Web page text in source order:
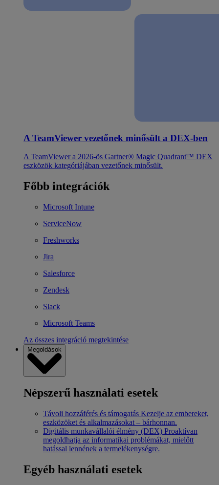
A TeamViewer vezetőnek minősült a DEX-ben
A TeamViewer a 2026-ös Gartner® Magic Quadrant™ DEX
eszközök kategóriájában vezetőnek minősült.
Főbb integrációk
Microsoft Intune
ServiceNow
Freshworks
Jira
Salesforce
Zendesk
Slack
Microsoft Teams
Az összes integráció megtekintése
Megoldások
Népszerű használati esetek
Távoli hozzáférés és támogatás Kezelje az embereket,
eszközöket és alkalmazásokat – bárhonnan.
Digitális munkavállalói élmény (DEX) Proaktívan
megoldhatja az informatikai problémákat, mielőtt
hatással lennének a termelékenységre.
Egyéb használati esetek